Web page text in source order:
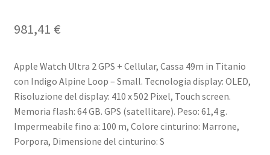
981,41 €
Apple Watch Ultra 2 GPS + Cellular, Cassa 49m in Titanio
con Indigo Alpine Loop – Small. Tecnologia display: OLED,
Risoluzione del display: 410 x 502 Pixel, Touch screen.
Memoria flash: 64 GB. GPS (satellitare). Peso: 61,4 g.
Impermeabile fino a: 100 m, Colore cinturino: Marrone,
Porpora, Dimensione del cinturino: S